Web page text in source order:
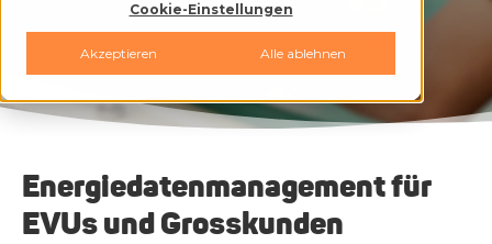
Cookie-Einstellungen
Akzeptieren Alle ablehnen
Energiedatenmanagement für
EVUs und Grosskunden